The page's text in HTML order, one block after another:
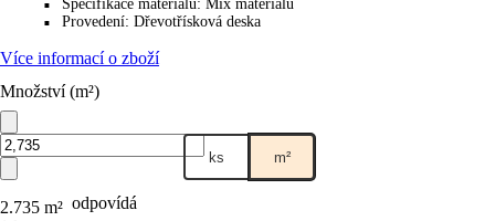
■ Specifikace materiálu: Mix materiálu
■ Provedení: Dřevotřísková deska
Více informací o zboží
Množství (m²)
ks m²
2.735 m² odpovídá